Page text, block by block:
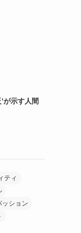
が示す人間
ティ
ッション